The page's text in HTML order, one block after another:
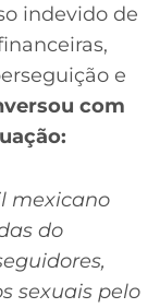
indevido de
e
com
mexicano
do
sexuais pelo